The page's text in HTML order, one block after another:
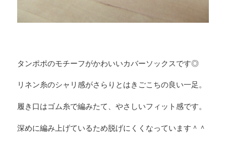
タンポポのモチーフがかわいいカバーソックスです◎
リネン糸のシャリ感がさらりとはきごこちの良い一足。
履き口はゴム糸で編みたて、やさしいフィット感です。
深めに編み上げているため脱げにくくなっています＾＾